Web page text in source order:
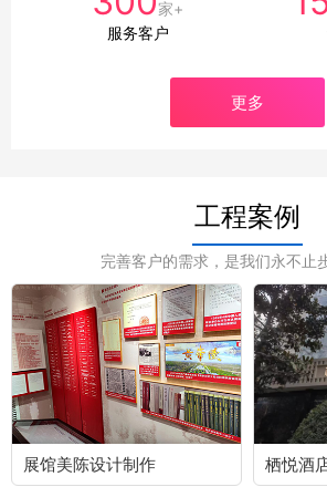
家+
服务客户
更多
工程案例
完善客户的需求，是我们永不止
展馆美陈设计制作 栖悦酒